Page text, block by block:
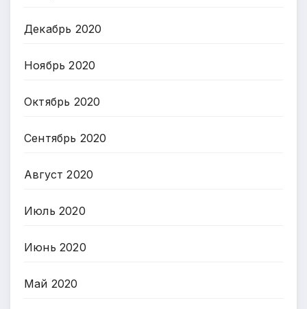
Декабрь 2020
Ноябрь 2020
Октябрь 2020
Сентябрь 2020
Август 2020
Июль 2020
Июнь 2020
Май 2020